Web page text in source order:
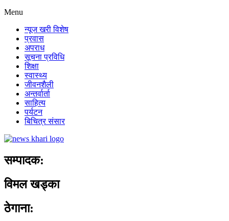
Menu
न्यूज खरी विशेष
प्रवास
अपराध
सूचना प्रविधि
शिक्षा
स्वास्थ्य
जीवनशैली
अन्तर्वार्ता
साहित्य
पर्यटन
बिचित्र संसार
सम्पादक:
विमल खड्का
ठेगाना: